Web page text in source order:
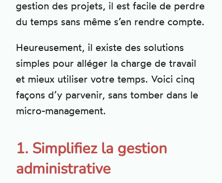
gestion des projets, il est facile de perdre
du temps sans même s’en rendre compte.
Heureusement, il existe des solutions
simples pour alléger la charge de travail
et mieux utiliser votre temps. Voici cinq
façons d’y parvenir, sans tomber dans le
micro-management.
1. Simplifiez la gestion
administrative